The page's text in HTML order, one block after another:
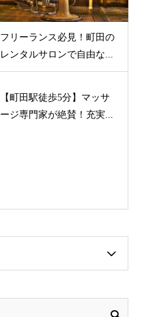
フリーランス必見！町田の
レンタルサロンで自由な...
【町田駅徒歩5分】マッサ
ージ専門家が絶賛！充実...